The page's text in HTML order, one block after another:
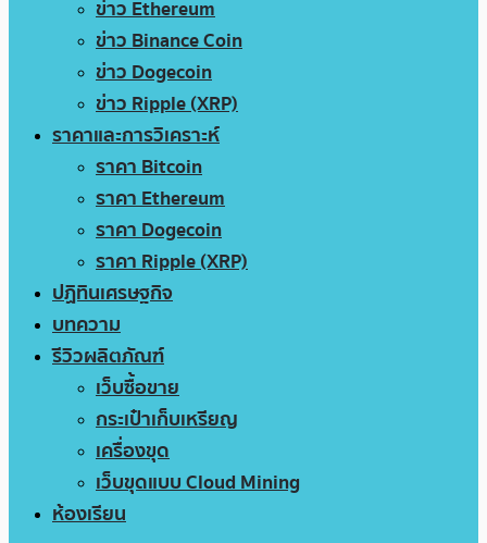
ข่าว Ethereum
ข่าว Binance Coin
ข่าว Dogecoin
ข่าว Ripple (XRP)
ราคาและการวิเคราะห์
ราคา Bitcoin
ราคา Ethereum
ราคา Dogecoin
ราคา Ripple (XRP)
ปฏิทินเศรษฐกิจ
บทความ
รีวิวผลิตภัณฑ์
เว็บซื้อขาย
กระเป๋าเก็บเหรียญ
เครื่องขุด
เว็บขุดแบบ Cloud Mining
ห้องเรียน